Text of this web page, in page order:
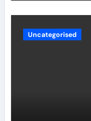
Uncategorised